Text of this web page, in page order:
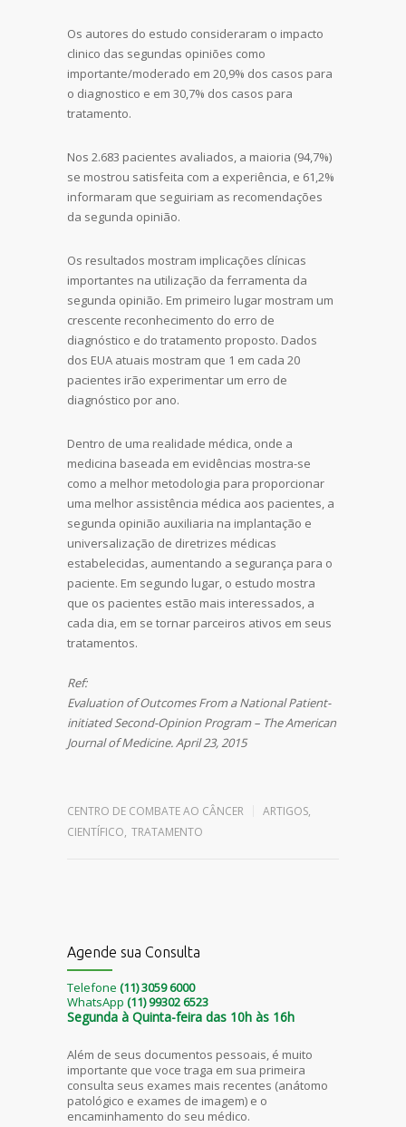
Os autores do estudo consideraram o impacto
clinico das segundas opiniões como
importante/moderado em 20,9% dos casos para
o diagnostico e em 30,7% dos casos para
tratamento.
Nos 2.683 pacientes avaliados, a maioria (94,7%)
se mostrou satisfeita com a experiência, e 61,2%
informaram que seguiriam as recomendações
da segunda opinião.
Os resultados mostram implicações clínicas
importantes na utilização da ferramenta da
segunda opinião. Em primeiro lugar mostram um
crescente reconhecimento do erro de
diagnóstico e do tratamento proposto. Dados
dos EUA atuais mostram que 1 em cada 20
pacientes irão experimentar um erro de
diagnóstico por ano.
Dentro de uma realidade médica, onde a
medicina baseada em evidências mostra-se
como a melhor metodologia para proporcionar
uma melhor assistência médica aos pacientes, a
segunda opinião auxiliaria na implantação e
universalização de diretrizes médicas
estabelecidas, aumentando a segurança para o
paciente. Em segundo lugar, o estudo mostra
que os pacientes estão mais interessados, a
cada dia, em se tornar parceiros ativos em seus
tratamentos.
Ref:
Evaluation of Outcomes From a National Patient-
initiated Second-Opinion Program – The American
Journal of Medicine. April 23, 2015
CENTRO DE COMBATE AO CÂNCER ARTIGOS,
CIENTÍFICO, TRATAMENTO
Agende sua Consulta
Telefone (11) 3059 6000
WhatsApp (11) 99302 6523
Segunda à Quinta-feira das 10h às 16h
Além de seus documentos pessoais, é muito
importante que voce traga em sua primeira
consulta seus exames mais recentes (anátomo
patológico e exames de imagem) e o
encaminhamento do seu médico.